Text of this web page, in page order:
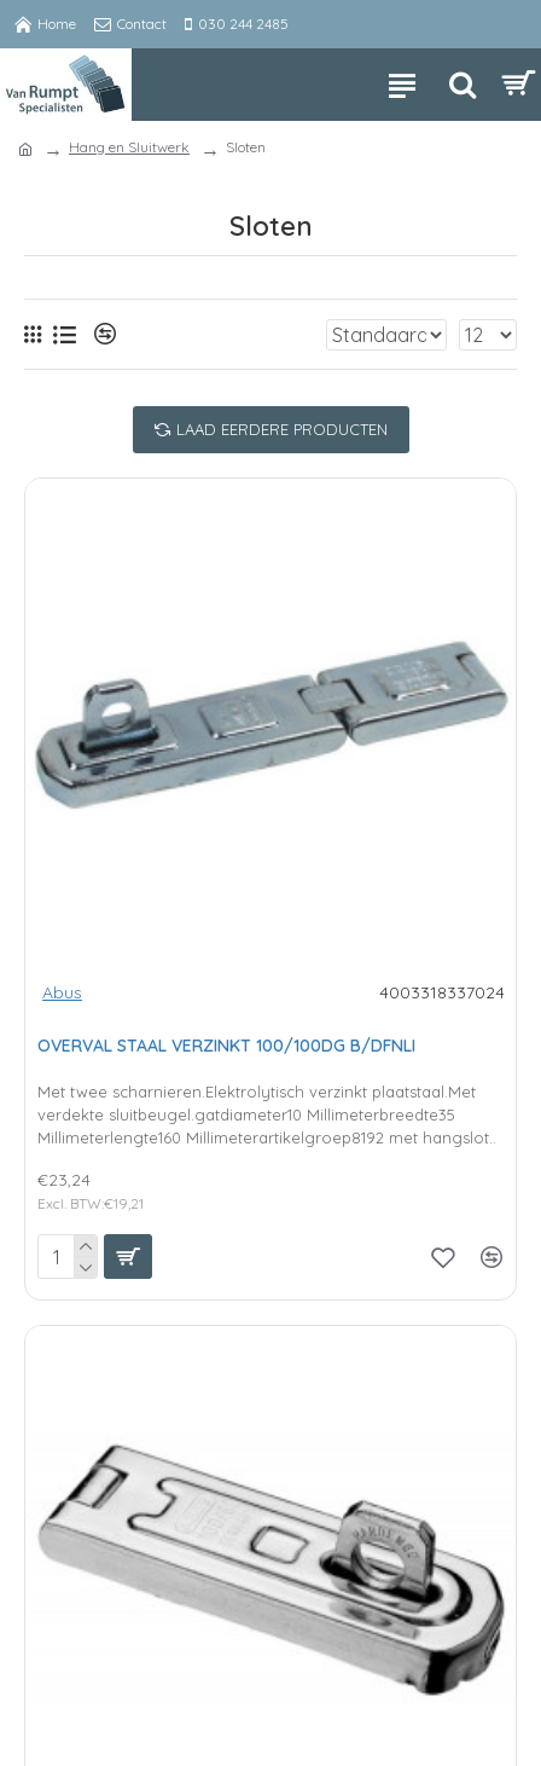
Home Contact 030 244 2485
Hang en Sluitwerk Sloten
Sloten
LAAD EERDERE PRODUCTEN
Abus 4003318337024
OVERVAL STAAL VERZINKT 100/100DG B/DFNLI
Met twee scharnieren.Elektrolytisch verzinkt plaatstaal.Met
verdekte sluitbeugel.gatdiameter10 Millimeterbreedte35
Millimeterlengte160 Millimeterartikelgroep8192 met hangslot..
€23,24
Excl. BTW:€19,21